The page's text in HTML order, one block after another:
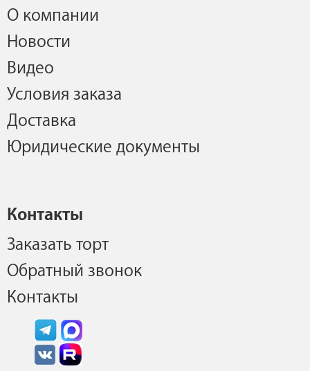
О компании
Новости
Видео
Условия заказа
Доставка
Юридические документы
Контакты
Заказать торт
Обратный звонок
Контакты